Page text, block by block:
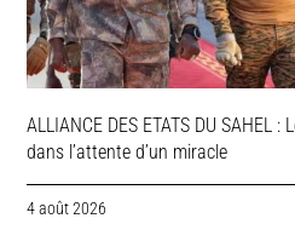
ALLIANCE DES ETATS DU SAHEL
dans l’attente d’un miracle
4 août 2026